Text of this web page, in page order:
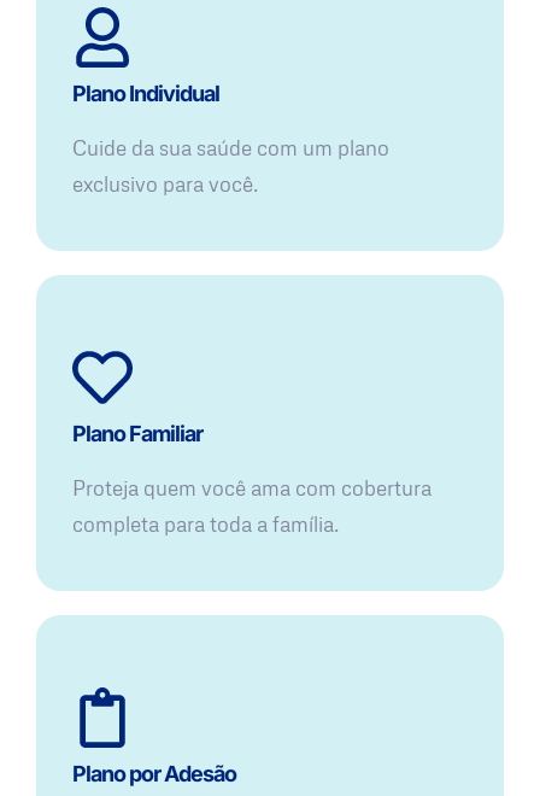
Plano Individual
Cuide da sua saúde com um plano
exclusivo para você.
Plano Familiar
Proteja quem você ama com cobertura
completa para toda a família.
Plano por Adesão